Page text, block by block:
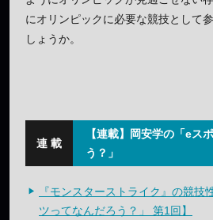
にオリンピックに必要な競技として
しょうか。
【連載】岡安学の「eス
う？」
『モンスターストライク』の競技
ツってなんだろう？」 第1回】